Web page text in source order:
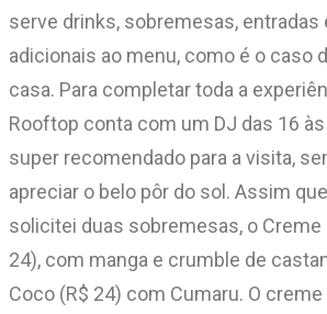
serve drinks, sobremesas, entradas
adicionais ao menu, como é o caso
casa. Para completar toda a
Rooftop conta com um DJ das 16
super recomendado para a visita,
apreciar o belo pôr do sol. Assim
solicitei duas sobremesas, o Creme
24), com manga e crumble de
Coco (R$ 24) com Cumaru. O